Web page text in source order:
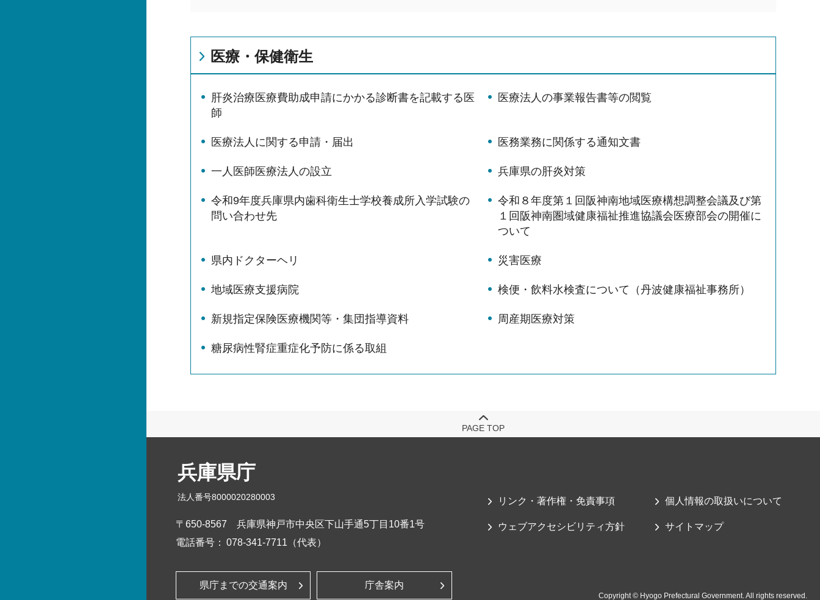
医療・保健衛生
肝炎治療医療費助成申請にかかる診断書を記載する医
師
医療法人の事業報告書等の閲覧
医療法人に関する申請・届出 医務業務に関係する通知文書
一人医師医療法人の設立 兵庫県の肝炎対策
令和9年度兵庫県内歯科衛生士学校養成所入学試験の
問い合わせ先
令和８年度第１回阪神南地域医療構想調整会議及び第
１回阪神南圏域健康福祉推進協議会医療部会の開催に
ついて
県内ドクターヘリ 災害医療
地域医療支援病院 検便・飲料水検査について（丹波健康福祉事務所）
新規指定保険医療機関等・集団指導資料 周産期医療対策
糖尿病性腎症重症化予防に係る取組
PAGE TOP
兵庫県庁
法人番号8000020280003
〒650-8567
兵庫県神戸市中央区下山手通5丁目10番1号
電話番号： 078-341-7711（代表）
リンク・著作権・免責事項 個人情報の取扱いについて
ウェブアクセシビリティ方針 サイトマップ
県庁までの交通案内 庁舎案内
Copyright © Hyogo Prefectural Government. All rights reserved.